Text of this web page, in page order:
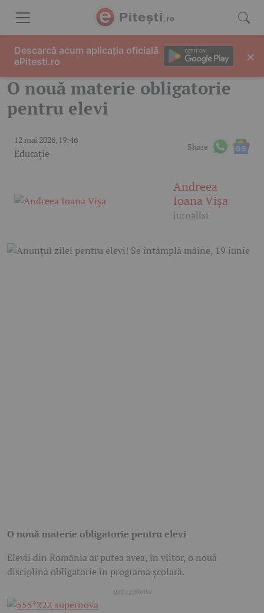
O nouă materie obligatorie
pentru elevi
12 mai 2026, 19:46
Educație
Share
Andreea
Ioana Vișa
jurnalist
O nouă materie obligatorie pentru elevi
Elevii din România ar putea avea, în viitor, o nouă
disciplină obligatorie în programa școlară.
Descarcă acum aplicația oficială
ePitesti.ro
×